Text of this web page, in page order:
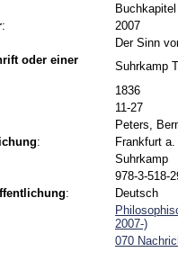
Buchkapitel
:
2007
Der Sinn
oder einer
Suhrkamp
1836
11-27
Peters,
:
Frankfurt
Suhrkamp
978-3-518-
:
Deutsch
2007-)
070